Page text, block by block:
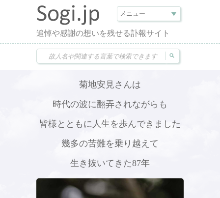
追悼や感謝の想いを残せる訃報サイト
菊地安見さんは
時代の波に翻弄されながらも
皆様とともに人生を歩んできました
幾多の苦難を乗り越えて
生き抜いてきた87年